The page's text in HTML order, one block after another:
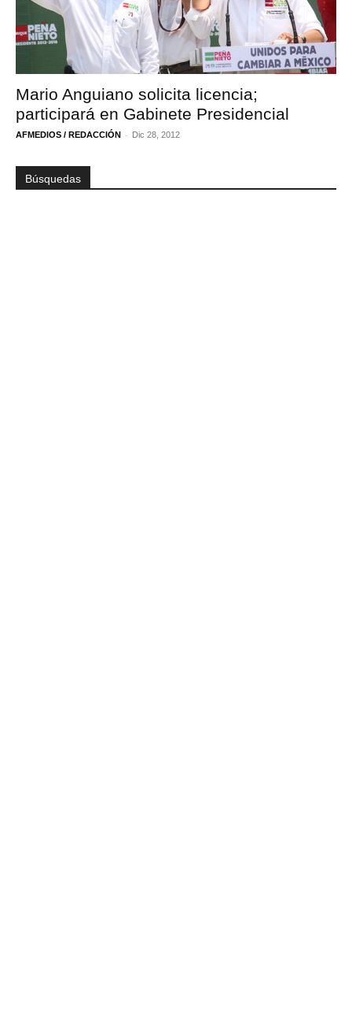
Mario Anguiano solicita licencia;
participará en Gabinete Presidencial
AFMEDIOS / REDACCIÓN - Dic 28, 2012
Búsquedas